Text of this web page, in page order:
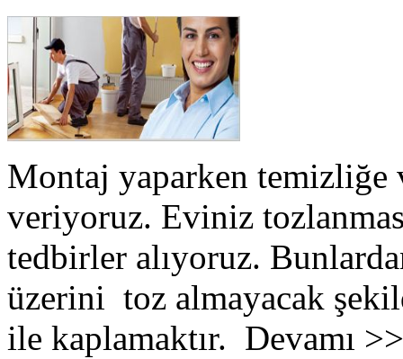
Montaj yaparken
veriyoruz. Eviniz
tedbirler alıyoruz.
üzerini toz almayacak
ile kaplamaktır. Devamı